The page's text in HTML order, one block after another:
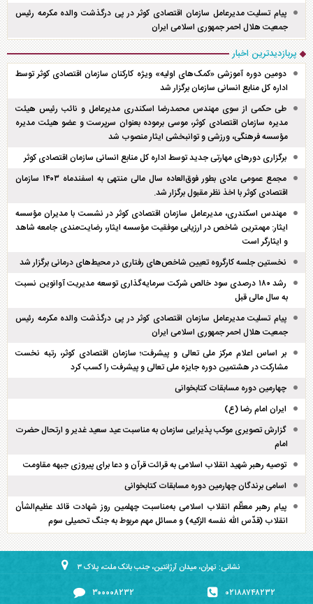
پیام تسلیت مدیرعامل سازمان اقتصادی کوثر در پی درگذشت والده مکرمه رئیس
جمعیت هلال احمر جمهوری اسلامی ایران
پربازدیدترین اخبار
دومین دوره آموزشی «کمک‌های اولیه» ویژه کارکنان سازمان اقتصادی کوثر توسط
اداره کل منابع انسانی سازمان برگزار شد
طی حکمی از سوی مهندس محمدرضا اسکندری مدیرعامل و نائب رئیس هیئت
مدیره سازمان اقتصادی کوثر، موسی برموده بعنوان سرپرست و عضو هیئت مدیره
مؤسسه فرهنگی، ورزشی و توانبخشی ایثار منصوب شد
برگزاری دور‌های مهارتی جدید توسط اداره کل منابع انسانی سازمان اقتصادی کوثر
مجمع عمومی عادی بطور فوق‌العاده سال مالی منتهی به اسفند‌ماه ۱۴۰۳ سازمان
اقتصادی کوثر با اخذ نظر مقبول برگزار شد.
مهندس اسکندری، مدیرعامل سازمان اقتصادی کوثر در نشست با مدیران مؤسسه
ایثار: مهمترین شاخص در ارزیابی موفقیت مؤسسه ایثار، رضایت‌مندی جامعه شاهد
و ایثارگر است
نخستین جلسه کارگروه تعیین شاخص‌های رفتاری در محیط‌های درمانی برگزار شد
رشد ۱۸۰ درصدی سود خالص شرکت سرمایه‌گذاری توسعه مدیریت آوانوین نسبت
به سال مالی قبل
پیام تسلیت مدیرعامل سازمان اقتصادی کوثر در پی درگذشت والده مکرمه رئیس
جمعیت هلال احمر جمهوری اسلامی ایران
بر اساس اعلام مرکز ملی تعالی و پیشرفت؛ سازمان اقتصادی کوثر، رتبه نخست
مشارکت در هشتمین دوره جایزه ملی تعالی و پیشرفت را کسب کرد
چهارمین دوره مسابقات کتابخوانی
ایران امام رضا (ع)
گزارش تصویری موکب پذیرایی سازمان به مناسبت عید سعید غدیر و ارتحال حضرت
امام
توصیه رهبر شهید انقلاب اسلامی به قرائت قرآن و دعا برای پیروزی جبهه مقاومت
اسامی برندگان چهارمین دوره مسابقات کتابخوانی
پیام رهبر معظّم انقلاب اسلامی به‌مناسبت چهلمین روز شهادت قائد عظیم‌الشأن
انقلاب (قدّس الله نفسه الزکیه) و مسائل مهم مربوط به جنگ تحمیلی سوم
نشانی: تهران، میدان آرژانتین، جنب بانک ملت، پلاک ۳
۰۲۱۸۸۷۴۸۲۳۲ ۳۰۰۰۰۸۲۳۲